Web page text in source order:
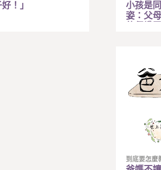
！」
小孩是
姿：父
到底要怎麼